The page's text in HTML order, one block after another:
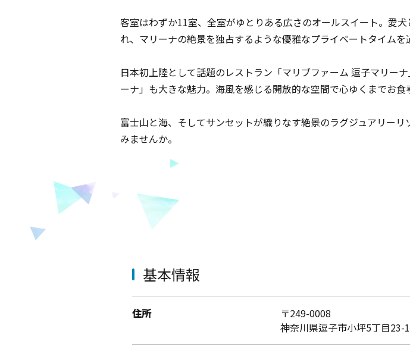
客室はわずか11室、全室がゆとりある広さのオールスイート。愛
れ、マリーナの絶景を独占するような優雅なプライベートタイムを
日本初上陸として話題のレストラン「マリブファーム 逗子マリー
ーナ」も大きな魅力。海風を感じる開放的な空間で心ゆくまでお食
富士山と海、そしてサンセットが織りなす絶景のラグジュアリー
みませんか。
基本情報
住所
〒249-0008
神奈川県逗子市小坪5丁目23-